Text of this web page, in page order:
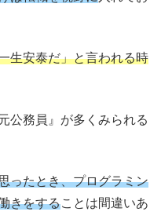
生安泰だ」と言われる時
公務員』が多くみられる
ったとき、プログラミン
きをすることは間違いあ